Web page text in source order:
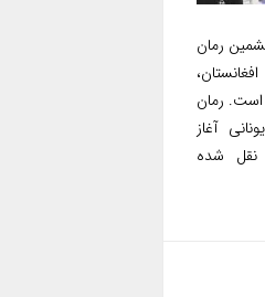
رمان
رمان
آغاز
نقل شده